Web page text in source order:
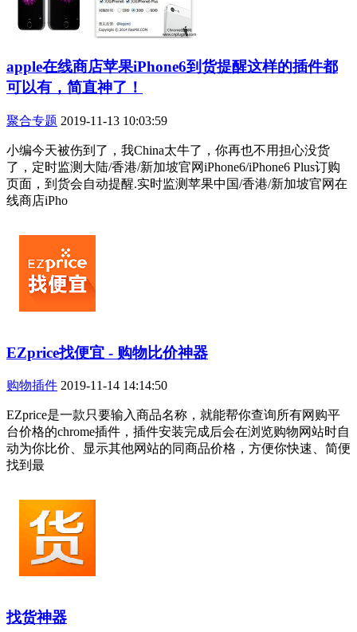
apple在线商店苹果iPhone6到货提醒这样的插件都
可以有，简直神了！
聚合专题 2019-11-13 10:03:59
小编今天被伤到了，我China太牛了，你再也不用担心没货
了，定时监测大陆/香港/新加坡官网iPhone6/iPhone6 Plus订购
页面，到货会自动提醒.实时监测苹果中国/香港/新加坡官网在
线商店iPho
EZprice找便宜 - 购物比价神器
购物插件 2019-11-14 14:14:50
EZprice是一款只要输入商品名称，就能帮你查询所有网购平
台价格的chrome插件，插件安装完成后会在浏览购物网站时自
动为你比价、显示其他网站的同商品价格，方便你快速、简便
找到最
找货神器